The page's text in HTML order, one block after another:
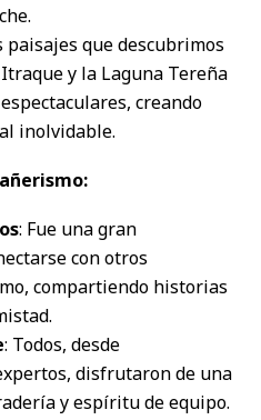
paisajes que descubrimos
y la Laguna Tereña
creando
inolvidable.
: Fue una gran
con otros
compartiendo historias
: Todos, desde
disfrutaron de una
y espíritu de equipo.